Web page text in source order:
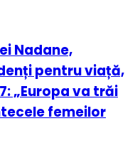
Nadane,
pentru viață,
„Europa va trăi
femeilor